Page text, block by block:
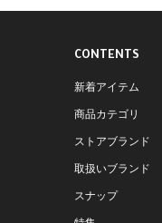
CONTENTS
新着アイテム
商品カテゴリ
ストアブランド
取扱いブランド
スナップ